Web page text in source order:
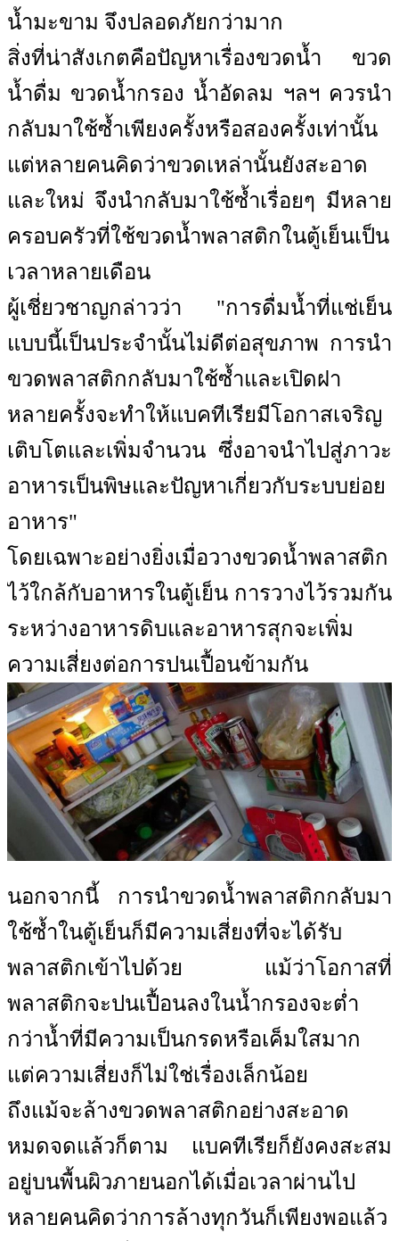
น้ำมะขาม จึงปลอดภัยกว่ามาก
สิ่งที่น่าสังเกตคือปัญหาเรื่องขวดน้ำ ขวด
น้ำดื่ม ขวดน้ำกรอง น้ำอัดลม ฯลฯ ควรนำ
กลับมาใช้ซ้ำเพียงครั้งหรือสองครั้งเท่านั้น
แต่หลายคนคิดว่าขวดเหล่านั้นยังสะอาด
และใหม่ จึงนำกลับมาใช้ซ้ำเรื่อยๆ มีหลาย
ครอบครัวที่ใช้ขวดน้ำพลาสติกในตู้เย็นเป็น
เวลาหลายเดือน
ผู้เชี่ยวชาญกล่าวว่า "การดื่มน้ำที่แช่เย็น
แบบนี้เป็นประจำนั้นไม่ดีต่อสุขภาพ การนำ
ขวดพลาสติกกลับมาใช้ซ้ำและเปิดฝา
หลายครั้งจะทำให้แบคทีเรียมีโอกาสเจริญ
เติบโตและเพิ่มจำนวน ซึ่งอาจนำไปสู่ภาวะ
อาหารเป็นพิษและปัญหาเกี่ยวกับระบบย่อย
อาหาร"
โดยเฉพาะอย่างยิ่งเมื่อวางขวดน้ำพลาสติก
ไว้ใกล้กับอาหารในตู้เย็น การวางไว้รวมกัน
ระหว่างอาหารดิบและอาหารสุกจะเพิ่ม
ความเสี่ยงต่อการปนเปื้อนข้ามกัน
นอกจากนี้ การนำขวดน้ำพลาสติกกลับมา
ใช้ซ้ำในตู้เย็นก็มีความเสี่ยงที่จะได้รับ
พลาสติกเข้าไปด้วย แม้ว่าโอกาสที่
พลาสติกจะปนเปื้อนลงในน้ำกรองจะต่ำ
กว่าน้ำที่มีความเป็นกรดหรือเค็มใสมาก
แต่ความเสี่ยงก็ไม่ใช่เรื่องเล็กน้อย
ถึงแม้จะล้างขวดพลาสติกอย่างสะอาด
หมดจดแล้วก็ตาม แบคทีเรียก็ยังคงสะสม
อยู่บนพื้นผิวภายนอกได้เมื่อเวลาผ่านไป
หลายคนคิดว่าการล้างทุกวันก็เพียงพอแล้ว